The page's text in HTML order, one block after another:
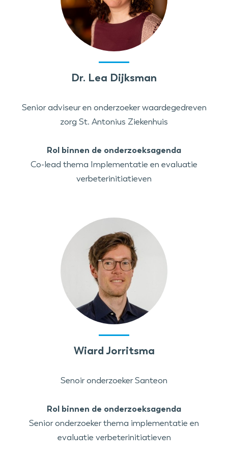
Dr. Lea Dijksman
Senior adviseur en onderzoeker waardegedreven
zorg St. Antonius Ziekenhuis
Rol binnen de onderzoeksagenda
Co-lead thema Implementatie en evaluatie
verbeterinitiatieven
Wiard Jorritsma
Senoir onderzoeker Santeon
Rol binnen de onderzoeksagenda
Senior onderzoeker thema implementatie en
evaluatie verbeterinitiatieven